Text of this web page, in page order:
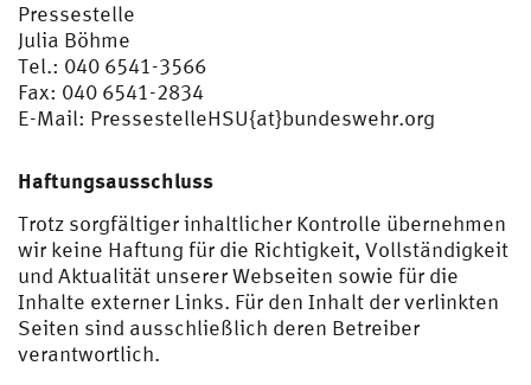
Pressestelle
Julia Böhme
Tel.: 040 6541-3566
Fax: 040 6541-2834
E-Mail: PressestelleHSU{at}bundeswehr.org
Haftungsausschluss
Trotz sorgfältiger inhaltlicher Kontrolle übernehmen
wir keine Haftung für die Richtigkeit, Vollständigkeit
und Aktualität unserer Webseiten sowie für die
Inhalte externer Links. Für den Inhalt der verlinkten
Seiten sind ausschließlich deren Betreiber
verantwortlich.